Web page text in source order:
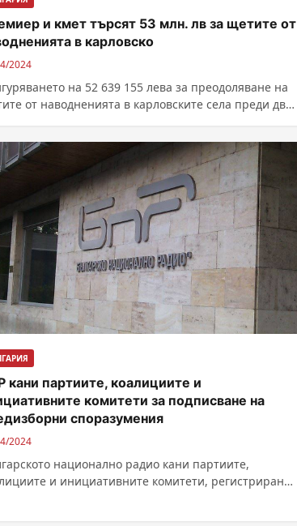
и кмет търсят 53 млн. лв за щетите от
в карловско
2024
на 52 639 155 лева за преодоляване на
от наводненията в карловските села преди две
кани партиите, коалициите и
комитети за подписване на
споразумения
2024
национално радио кани партиите,
и инициативните комитети, регистрирани